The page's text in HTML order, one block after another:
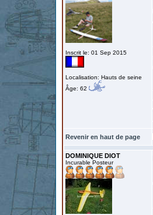
Inscrit le: 01 Sep 2015
Localisation: Hauts de seine
Âge: 62
Revenir en haut de page
DOMINIQUE DIOT
Incurable Posteur